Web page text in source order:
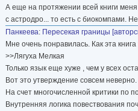
А еще на протяжении всей книги
с астродро... то есть с биокомпами.
Панкеева: Пересекая границы
Мне очень понравилась. Как эта книга
>>Лягуха Мелкая
Только язык еще хуже , чем у всех
Вот это утверждение совсем
На счет многочисленной критики по
Внутренняя логика повествования